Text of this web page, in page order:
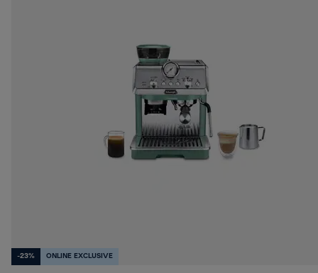
-23% ONLINE EXCLUSIVE